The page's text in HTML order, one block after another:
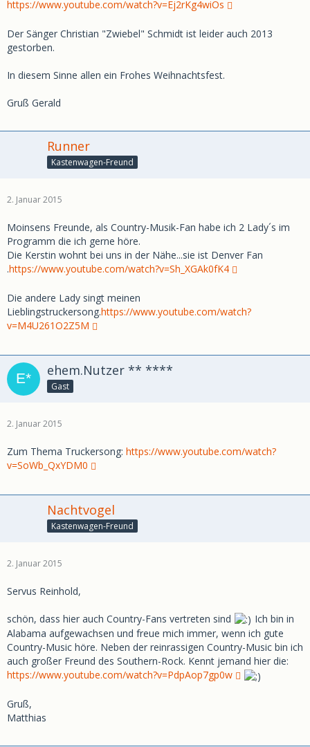
https://www.youtube.com/watch?v=Ej2rKg4wiOs
Der Sänger Christian "Zwiebel" Schmidt ist leider auch 2013
gestorben.
In diesem Sinne allen ein Frohes Weihnachtsfest.
Gruß Gerald
Runner
Kastenwagen-Freund
2. Januar 2015
Moinsens Freunde, als Country-Musik-Fan habe ich 2 Lady´s im
Programm die ich gerne höre.
Die Kerstin wohnt bei uns in der Nähe...sie ist Denver Fan
.https://www.youtube.com/watch?v=Sh_XGAk0fK4
Die andere Lady singt meinen
Lieblingstruckersong.https://www.youtube.com/watch?
v=M4U261O2Z5M
ehem.Nutzer ** ****
Gast
2. Januar 2015
Zum Thema Truckersong: https://www.youtube.com/watch?
v=SoWb_QxYDM0
Nachtvogel
Kastenwagen-Freund
2. Januar 2015
Servus Reinhold,
schön, dass hier auch Country-Fans vertreten sind
Ich bin in
Alabama aufgewachsen und freue mich immer, wenn ich gute
Country-Music höre. Neben der reinrassigen Country-Music bin ich
auch großer Freund des Southern-Rock. Kennt jemand hier die:
https://www.youtube.com/watch?v=PdpAop7gp0w
Gruß,
Matthias